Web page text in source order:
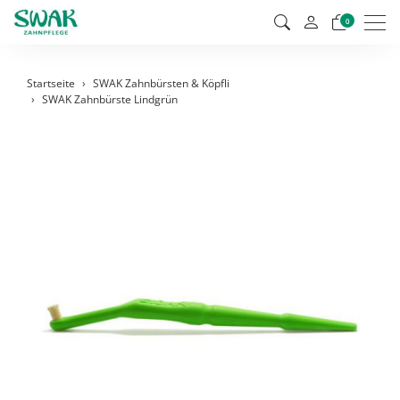
0
Startseite
SWAK Zahnbürsten & Köpfli
SWAK Zahnbürste Lindgrün